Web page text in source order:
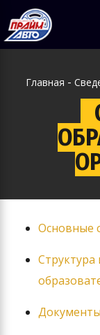
Главная -
Основные
Структура
Документы